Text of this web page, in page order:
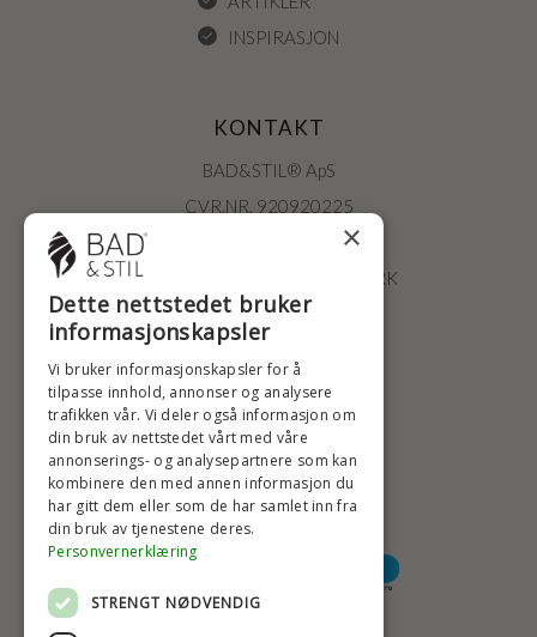
INSPIRASJON
KONTAKT
BAD&STIL® ApS
CVR.NR. 920920225
ØSTERBROGADE 202
2100 KØBENHAVN • DANMARK
+47 2396 6660
BADSTIL@BADSTIL.NO
HØYESTE KREDITTVURD
BETALINGSALTERNATIVER
×
Dette nettstedet bruker
informasjonskapsler
Vi bruker informasjonskapsler for å
tilpasse innhold, annonser og analysere
trafikken vår. Vi deler også informasjon om
din bruk av nettstedet vårt med våre
annonserings- og analysepartnere som kan
kombinere den med annen informasjon du
har gitt dem eller som de har samlet inn fra
din bruk av tjenestene deres.
Personvernerklæring
STRENGT NØDVENDIG